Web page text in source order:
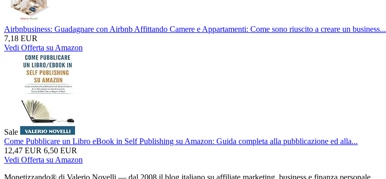
Airbnbusiness: Guadagnare con Airbnb Affittando Camere e Appartamenti: Come sono riuscito a creare un business...
7,18 EUR
Vedi Offerta su Amazon
Sale
Come Pubblicare un Libro eBook in Self Publishing su Amazon: Guida completa alla pubblicazione ed alla...
12,47 EUR 6,50 EUR
Vedi Offerta su Amazon
Monetizzando® di Valerio Novelli — dal 2008 il blog italiano su affiliate marketing, business e finanza personale.